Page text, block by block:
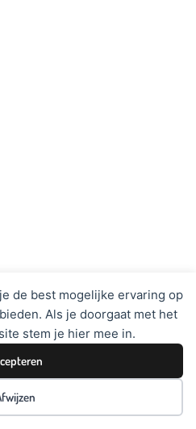
de best mogelijke ervaring op
Als je doorgaat met het
stem je hier mee in.